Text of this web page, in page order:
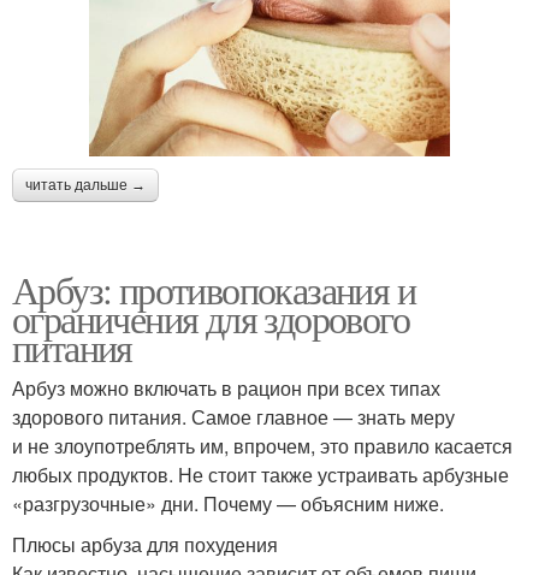
читать дальше →
Арбуз: противопоказания и
ограничения для здорового
питания
Арбуз можно включать в рацион при всех типах
здорового питания. Самое главное — знать меру
и не злоупотреблять им, впрочем, это правило касается
любых продуктов. Не стоит также устраивать арбузные
«разгрузочные» дни. Почему — объясним ниже.
Плюсы арбуза для похудения